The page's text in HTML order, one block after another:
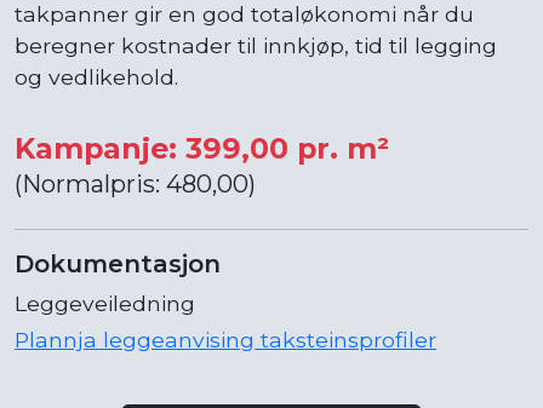
takpanner gir en god totaløkonomi når du
beregner kostnader til innkjøp, tid til legging
og vedlikehold.
Kampanje: 399,00 pr. m²
(Normalpris: 480,00)
Dokumentasjon
Leggeveiledning
Plannja leggeanvising taksteinsprofiler